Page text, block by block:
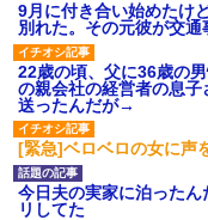
9月に付き合い始めたけ
別れた。その元彼が交
22歳の頃、父に36歳の
の親会社の経営者の息
送ったんだが→
[緊急]ベロベロの女に声
今日夫の実家に泊った
リしてた